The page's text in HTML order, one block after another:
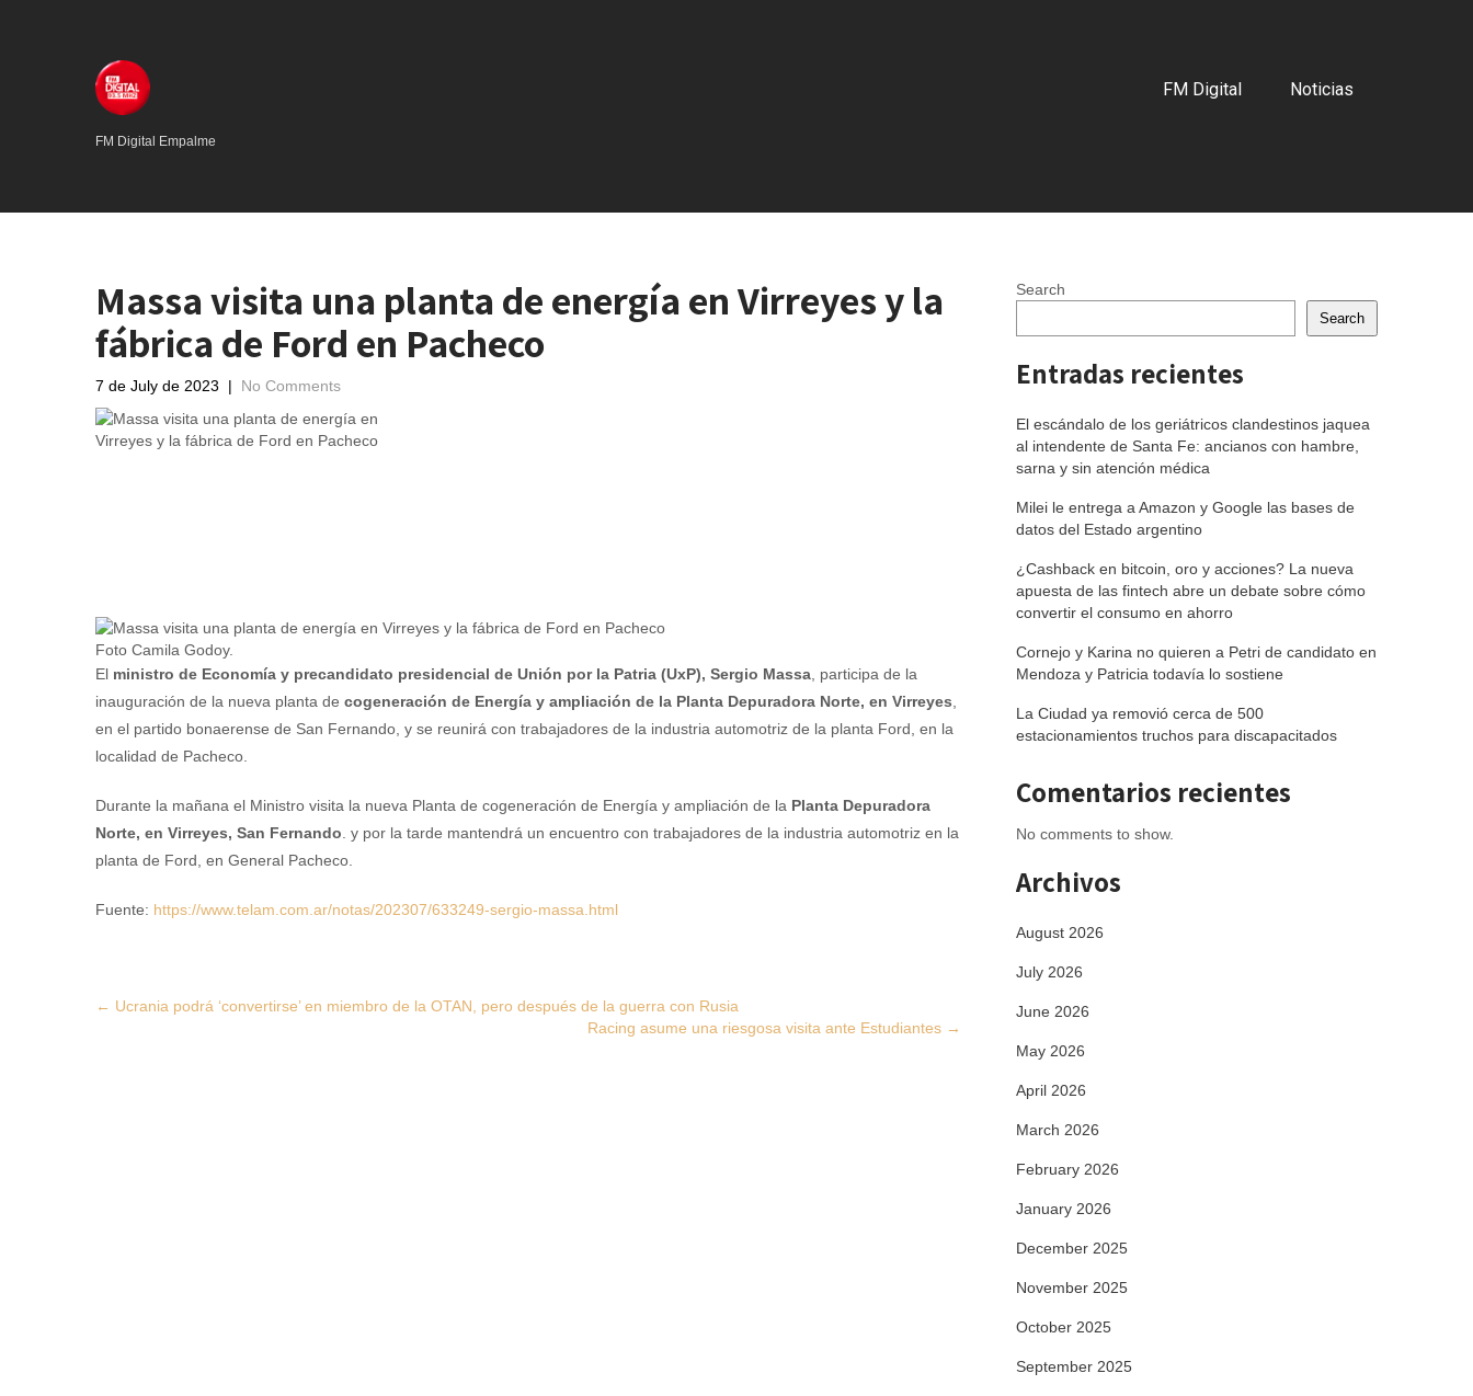
FM Digital Empalme
FM Digital Noticias
Massa visita una planta de energía en Virreyes y la
fábrica de Ford en Pacheco
7 de July de 2023 | No Comments
Foto Camila Godoy.
El ministro de Economía y precandidato presidencial de Unión por la Patria (UxP), Sergio Massa, participa de la
inauguración de la nueva planta de cogeneración de Energía y ampliación de la Planta Depuradora Norte, en Virreyes,
en el partido bonaerense de San Fernando, y se reunirá con trabajadores de la industria automotriz de la planta Ford, en la
localidad de Pacheco.
Durante la mañana el Ministro visita la nueva Planta de cogeneración de Energía y ampliación de la Planta Depuradora
Norte, en Virreyes, San Fernando. y por la tarde mantendrá un encuentro con trabajadores de la industria automotriz en la
planta de Ford, en General Pacheco.
Fuente: https://www.telam.com.ar/notas/202307/633249-sergio-massa.html
Post
← Ucrania podrá ‘convertirse’ en miembro de la OTAN, pero después de la guerra con Rusia
Racing asume una riesgosa visita ante Estudiantes →
Search
Search
Entradas recientes
El escándalo de los geriátricos clandestinos jaquea
al intendente de Santa Fe: ancianos con hambre,
sarna y sin atención médica
Milei le entrega a Amazon y Google las bases de
datos del Estado argentino
¿Cashback en bitcoin, oro y acciones? La nueva
apuesta de las fintech abre un debate sobre cómo
convertir el consumo en ahorro
Cornejo y Karina no quieren a Petri de candidato en
Mendoza y Patricia todavía lo sostiene
La Ciudad ya removió cerca de 500
estacionamientos truchos para discapacitados
Comentarios recientes
No comments to show.
Archivos
August 2026
July 2026
June 2026
May 2026
April 2026
March 2026
February 2026
January 2026
December 2025
November 2025
October 2025
September 2025